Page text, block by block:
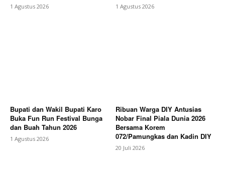
1 Agustus 2026 1 Agustus 2026
Bupati dan Wakil Bupati Karo
Buka Fun Run Festival Bunga
dan Buah Tahun 2026
1 Agustus 2026
Ribuan Warga DIY Antusias
Nobar Final Piala Dunia 2026
Bersama Korem
072/Pamungkas dan Kadin DIY
20 Juli 2026